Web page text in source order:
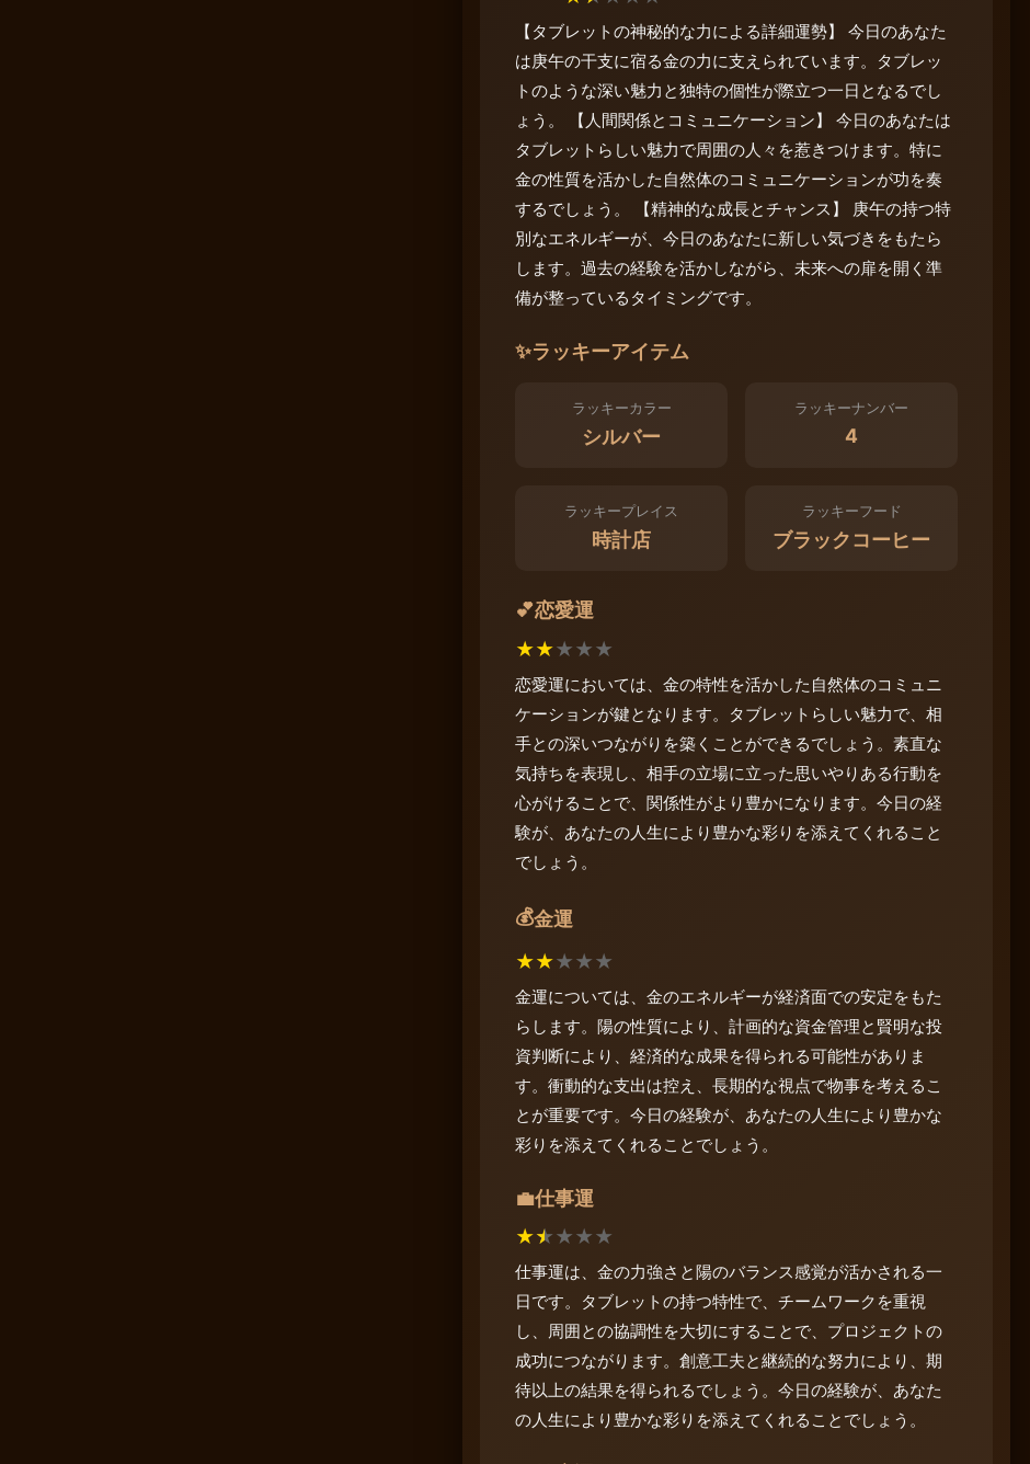
【タブレットの神秘的な力による詳細運勢】 今日のあなた
は庚午の干支に宿る金の力に支えられています。タブレッ
トのような深い魅力と独特の個性が際立つ一日となるでし
ょう。 【人間関係とコミュニケーション】 今日のあなたは
タブレットらしい魅力で周囲の人々を惹きつけます。特に
金の性質を活かした自然体のコミュニケーションが功を奏
するでしょう。 【精神的な成長とチャンス】 庚午の持つ特
別なエネルギーが、今日のあなたに新しい気づきをもたら
します。過去の経験を活かしながら、未来への扉を開く準
備が整っているタイミングです。
✨ラッキーアイテム
ラッキーカラー
シルバー
ラッキーナンバー
4
ラッキープレイス
時計店
ラッキーフード
ブラックコーヒー
💕恋愛運
★★★★★
恋愛運においては、金の特性を活かした自然体のコミュニ
ケーションが鍵となります。タブレットらしい魅力で、相
手との深いつながりを築くことができるでしょう。素直な
気持ちを表現し、相手の立場に立った思いやりある行動を
心がけることで、関係性がより豊かになります。今日の経
験が、あなたの人生により豊かな彩りを添えてくれること
でしょう。
💰金運
★★★★★
金運については、金のエネルギーが経済面での安定をもた
らします。陽の性質により、計画的な資金管理と賢明な投
資判断により、経済的な成果を得られる可能性がありま
す。衝動的な支出は控え、長期的な視点で物事を考えるこ
とが重要です。今日の経験が、あなたの人生により豊かな
彩りを添えてくれることでしょう。
💼仕事運
★★★★★
仕事運は、金の力強さと陽のバランス感覚が活かされる一
日です。タブレットの持つ特性で、チームワークを重視
し、周囲との協調性を大切にすることで、プロジェクトの
成功につながります。創意工夫と継続的な努力により、期
待以上の結果を得られるでしょう。今日の経験が、あなた
の人生により豊かな彩りを添えてくれることでしょう。